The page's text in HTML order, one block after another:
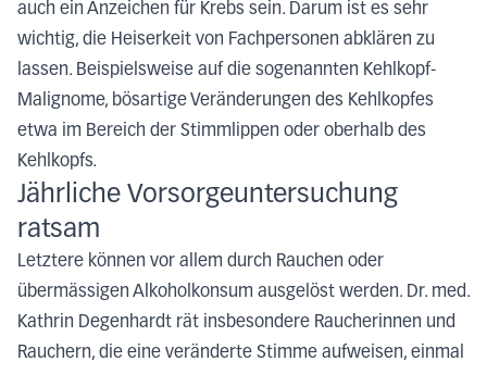
auch ein Anzeichen für Krebs sein. Darum ist es sehr
wichtig, die Heiserkeit von Fachpersonen abklären zu
lassen. Beispielsweise auf die sogenannten Kehlkopf-
Malignome, bösartige Veränderungen des Kehlkopfes
etwa im Bereich der Stimmlippen oder oberhalb des
Kehlkopfs.
Jährliche Vorsorgeuntersuchung
ratsam
Letztere können vor allem durch Rauchen oder
übermässigen Alkoholkonsum ausgelöst werden. Dr. med.
Kathrin Degenhardt rät insbesondere Raucherinnen und
Rauchern, die eine veränderte Stimme aufweisen, einmal